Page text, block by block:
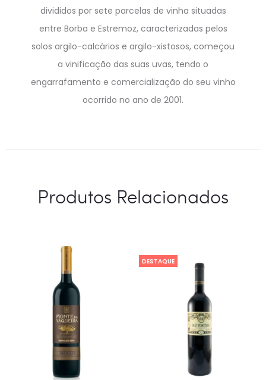
divididos por sete parcelas de vinha situadas
entre Borba e Estremoz, caracterizadas pelos
solos argilo-calcários e argilo-xistosos, começou
a vinificação das suas uvas, tendo o
engarrafamento e comercialização do seu vinho
ocorrido no ano de 2001.
Produtos Relacionados
DESTAQUE